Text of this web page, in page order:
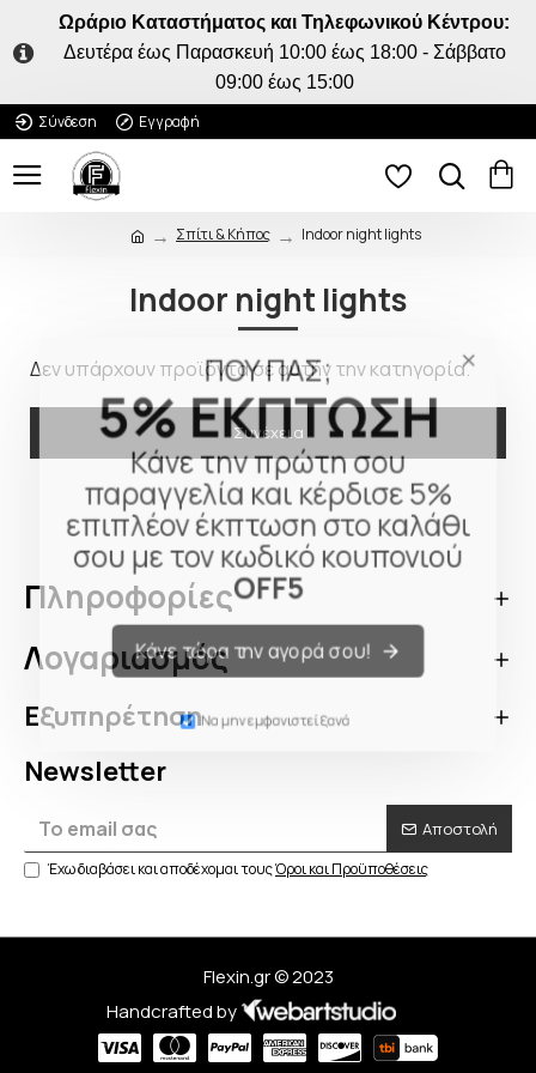
ΠΟΥ ΠΑΣ;
5% ΕΚΠΤΩΣΗ
Κάνε την πρώτη σου
παραγγελία και κέρδισε 5%
επιπλέον έκπτωση στο καλάθι
σου με τον κωδικό κουπονιού
OFF5
Κάνε τώρα την αγορά σου!
Να μην εμφανιστεί ξανά
Ωράριο Καταστήματος και Τηλεφωνικού Κέντρου:
Δευτέρα έως Παρασκευή 10:00 έως 18:00 - Σάββατο
09:00 έως 15:00
Σύνδεση
Εγγραφή
Σπίτι & Κήπος Indoor night lights
Indoor night lights
Δεν υπάρχουν προϊόντα σε αυτήν την κατηγορία.
Συνέχεια
Πληροφορίες
Λογαριασμός
Εξυπηρέτηση
Newsletter
Αποστολή
Έχω διαβάσει και αποδέχομαι τουςΌροι και Προϋποθέσεις
Flexin.gr © 2023
Handcrafted by